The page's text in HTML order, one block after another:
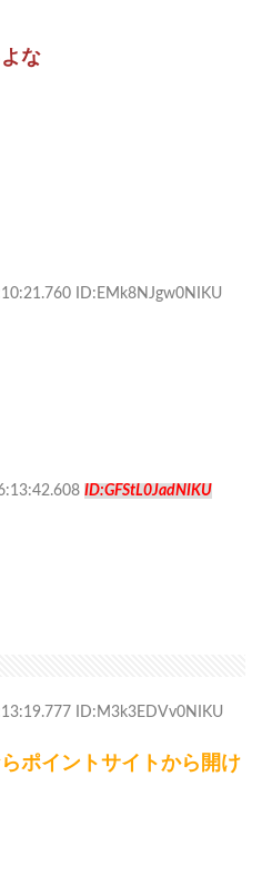
な
ID:EMk8NJgw0NIKU
ID:GFStL0JadNIKU
ID:M3k3EDVv0NIKU
ポイントサイトから開け